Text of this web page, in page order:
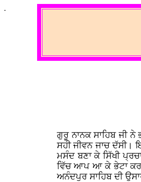
.
ਗੁਰੂ ਨਾਨਕ ਸਾਹਿਬ ਜੀ
ਸਹੀ ਜੀਵਨ ਜਾਚ ਦੱਸੀ।
ਮਸੰਦ ਬਣਾ ਕੇ ਸਿੱਖੀ
ਵਿੱਚ ਆਪ ਆ ਕੇ ਭੇਟਾ ਕਰਦੇ
ਅਨੰਦਪੁਰ ਸਾਹਿਬ ਦੀ